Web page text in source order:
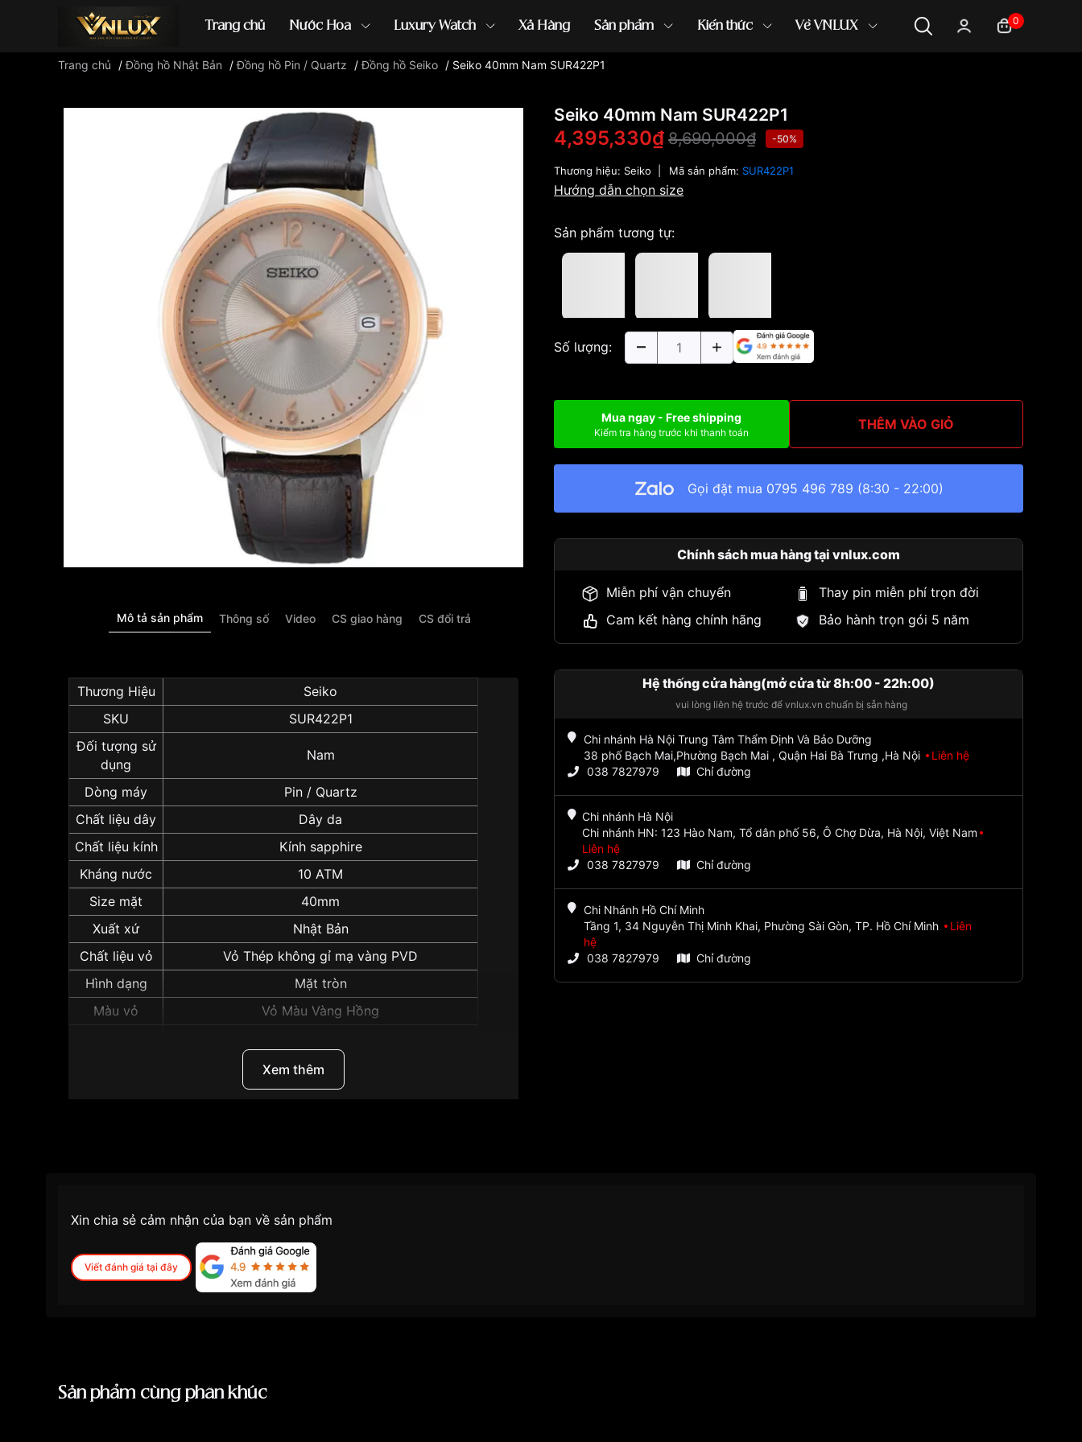
Trang chủ Nước Hoa Luxury Watch Xả Hàng Sản phẩm Kiến thức Về VNLUX 0
Đồng hồ casio đồng hồ G-Shock đồng hồ Orient ...
Trang chủ /Đồng hồ Nhật Bản /Đồng hồ Pin / Quartz /Đồng hồ Seiko / Seiko 40mm Nam SUR422P1
Mô tả sản phẩm Thông số Video CS giao hàng CS đổi trả
Thương Hiệu
Seiko
SKU
SUR422P1
Đối tượng sử
dụng
Nam
Dòng máy
Pin / Quartz
Chất liệu dây
Dây da
Chất liệu kính
Kính sapphire
Kháng nước
10 ATM
Size mặt
40mm
Xuất xứ
Nhật Bản
Chất liệu vỏ
Vỏ Thép không gỉ mạ vàng PVD
Hình dạng
Mặt tròn
Màu vỏ
Vỏ Màu Vàng Hồng
"Seiko 40mm Nam SUR422P1":
Xem thêm
Seiko 40mm Nam SUR422P1
4,395,330₫ 8,690,000₫ -50%
Thương hiệu: Seiko Mã sản phẩm: SUR422P1
Hướng dẫn chọn size
Sản phẩm tương tự:
Số lượng:
Mua ngay - Free shipping
Kiểm tra hàng trước khi thanh toán THÊM VÀO GIỎ
Gọi đặt mua 0795 496 789 (8:30 - 22:00)
Chính sách mua hàng tại vnlux.com
Miễn phí vận chuyển
Thay pin miễn phí trọn đời
Cam kết hàng chính hãng
Bảo hành trọn gói 5 năm
Hệ thống cửa hàng(mở cửa từ 8h:00 - 22h:00)
vui lòng liên hệ trước để vnlux.vn chuẩn bị sẵn hàng
Chi nhánh Hà Nội Trung Tâm Thẩm Định Và Bảo Dưỡng
38 phố Bạch Mai,Phường Bạch Mai , Quận Hai Bà Trưng ,Hà Nội
Liên hệ
038 7827979
Chỉ đường
Chi nhánh Hà Nội
Chi nhánh HN: 123 Hào Nam, Tổ dân phố 56, Ô Chợ Dừa, Hà Nội, Việt Nam
Liên hệ
038 7827979
Chỉ đường
Chi Nhánh Hồ Chí Minh
Tầng 1, 34 Nguyễn Thị Minh Khai, Phường Sài Gòn, TP. Hồ Chí Minh
Liên
hệ
038 7827979
Chỉ đường
Xin chia sẻ cảm nhận của bạn về sản phẩm
Viết đánh giá tại đây
Sản phẩm cùng phân khúc